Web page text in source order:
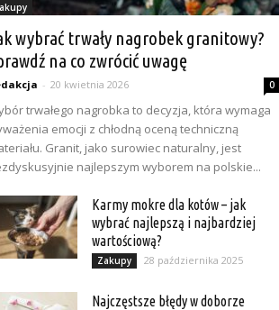
wybrać trwały nagrobek granitowy?
na co zwrócić uwagę
- 20 kwietnia 2026 0
trwałego nagrobka to decyzja, która wymaga
emocji z chłodną oceną techniczną
Granit, jako surowiec naturalny, jest
najlepszym wyborem na polskie...
Karmy mokre dla kotów – jak
wybrać najlepszą i najbardziej
wartościową?
Zakupy 28 października 2025
Najczęstsze błędy w doborze